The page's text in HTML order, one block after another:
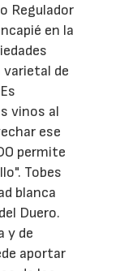
Regulador
en la
de
vinos al
ese
permite
Tobes
blanca
Duero.
y de
aportar